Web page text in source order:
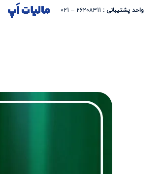
واحد پشتیبانی :